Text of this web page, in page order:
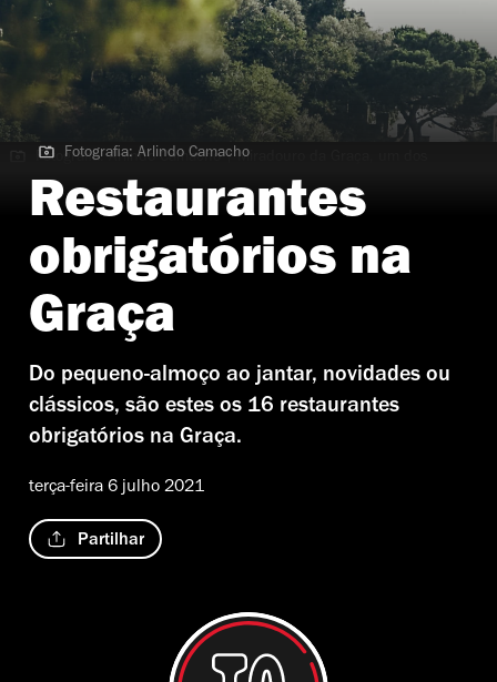
Fotografia: Arlindo Camacho | Miradouro da Graça, um dos
lugares para se refrescar
Fotografia: Arlindo Camacho
Restaurantes
obrigatórios na
Graça
Do pequeno-almoço ao jantar, novidades ou
clássicos, são estes os 16 restaurantes
obrigatórios na Graça.
terça-feira 6 julho 2021
Partilhar